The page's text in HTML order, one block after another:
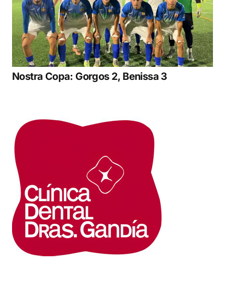
Nostra Copa: Gorgos 2, Benissa 3